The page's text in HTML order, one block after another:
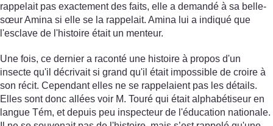
rappelait pas exactement des faits, elle a demandé à sa belle-
sœur Amina si elle se la rappelait. Amina lui a indiqué que
l'esclave de l'histoire était un menteur.
Une fois, ce dernier a raconté une histoire à propos d'un
insecte qu'il décrivait si grand qu'il était impossible de croire à
son récit. Cependant elles ne se rappelaient pas les détails.
Elles sont donc allées voir M. Touré qui était alphabétiseur en
langue Tém, et depuis peu inspecteur de l'éducation nationale.